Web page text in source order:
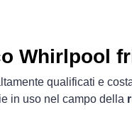
Whirlpool
qualificati e
in uso nel campo della